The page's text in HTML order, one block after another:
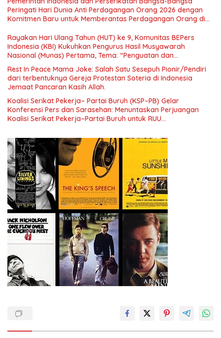
Nasional dan Kesejahteraan Sosial dalam Menata Bangsa
Menuju Indonesia Emas 2045”,
Peringati Hari Dunia Anti Perdagangan Orang 2026 dengan
Komitmen Baru untuk Memberantas Perdagangan Orang di
Rayakan Hari Ulang Tahun (HUT) ke 9, Komunitas BEPers
Indonesia (KBI) Kukuhkan Pengurus Hasil Musyawarah
Nasional (Munas) Pertama, Tema: “Penguatan dan
Pengembangan Organisasi KBI yang Berbasis Riset di seluruh
Indonesia dan Mancanegara”.
Rest In Peace Mama Joke: Salah Satu Sesepuh Pionir/Pendiri
dari terbentuknya Gereja Protestan Soteria di Indonesia
Jemaat Pancaran Kasih Allah.
Koalisi Serikat Pekerja– Partai Buruh (KSP–PB) Gelar
Konferensi Pers dan Sarasehan: Menuntaskan Perjuangan
Koalisi Serikat Pekerja–Partai Buruh untuk RUU